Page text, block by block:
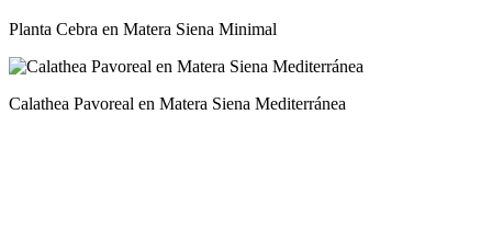
Planta Cebra en Matera Siena Minimal
Calathea Pavoreal en Matera Siena Mediterránea